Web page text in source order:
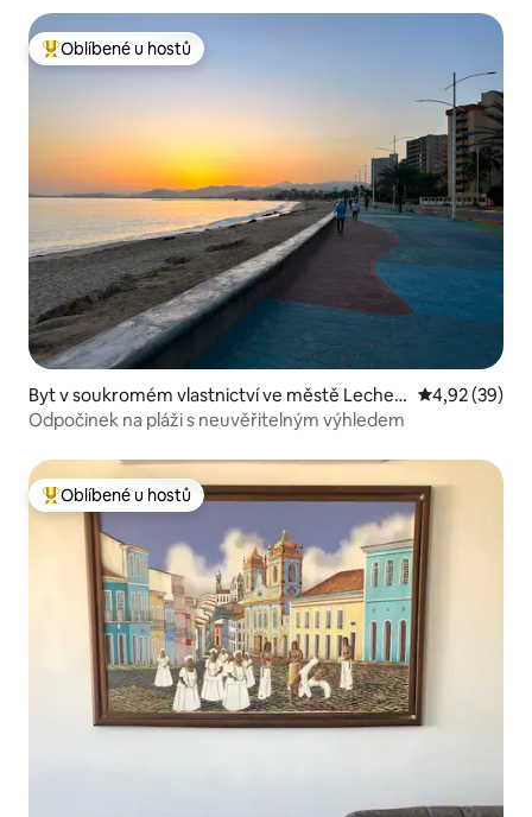
Nejlepší v kategorii Oblíbené u hostů
Oblíbené u hostů
Byt v soukromém vlastnictví ve městě Lecheri
a
Průměrné
4,92 (39)
Odpočinek na pláži s neuvěřitelným výhledem
Nejlepší v kategorii Oblíbené u hostů
Oblíbené u hostů